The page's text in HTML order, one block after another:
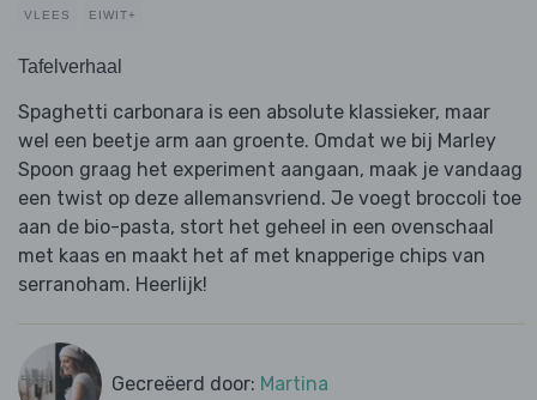
VLEES EIWIT+
Tafelverhaal
Spaghetti carbonara is een absolute klassieker, maar
wel een beetje arm aan groente. Omdat we bij Marley
Spoon graag het experiment aangaan, maak je vandaag
een twist op deze allemansvriend. Je voegt broccoli toe
aan de bio-pasta, stort het geheel in een ovenschaal
met kaas en maakt het af met knapperige chips van
serranoham. Heerlijk!
Gecreëerd door: Martina